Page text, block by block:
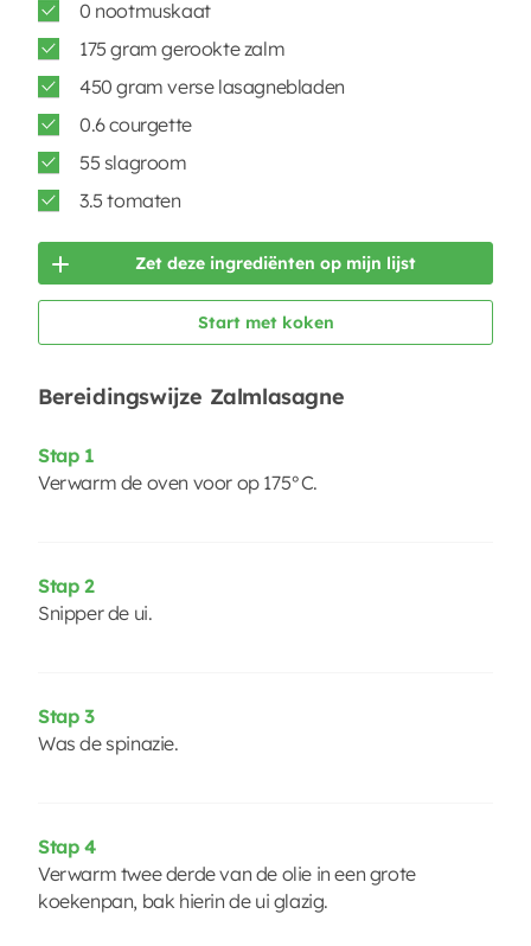
0 nootmuskaat
175 gram gerookte zalm
450 gram verse lasagnebladen
0.6 courgette
55 slagroom
3.5 tomaten
Zet deze ingrediënten op mijn lijst
Start met koken
Bereidingswijze Zalmlasagne
Stap 1
Verwarm de oven voor op 175°C.
Stap 2
Snipper de ui.
Stap 3
Was de spinazie.
Stap 4
Verwarm twee derde van de olie in een grote
koekenpan, bak hierin de ui glazig.